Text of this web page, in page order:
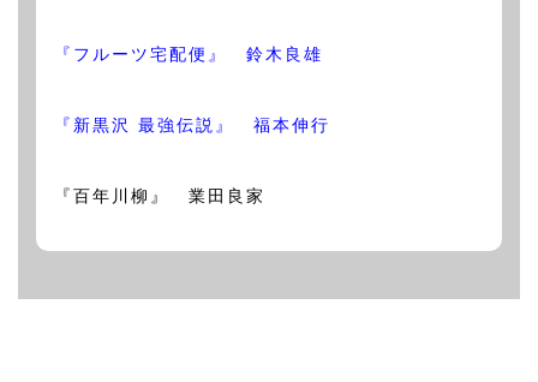
『フルーツ宅配便』 鈴木良雄
『新黒沢 最強伝説』 福本伸行
『百年川柳』 業田良家